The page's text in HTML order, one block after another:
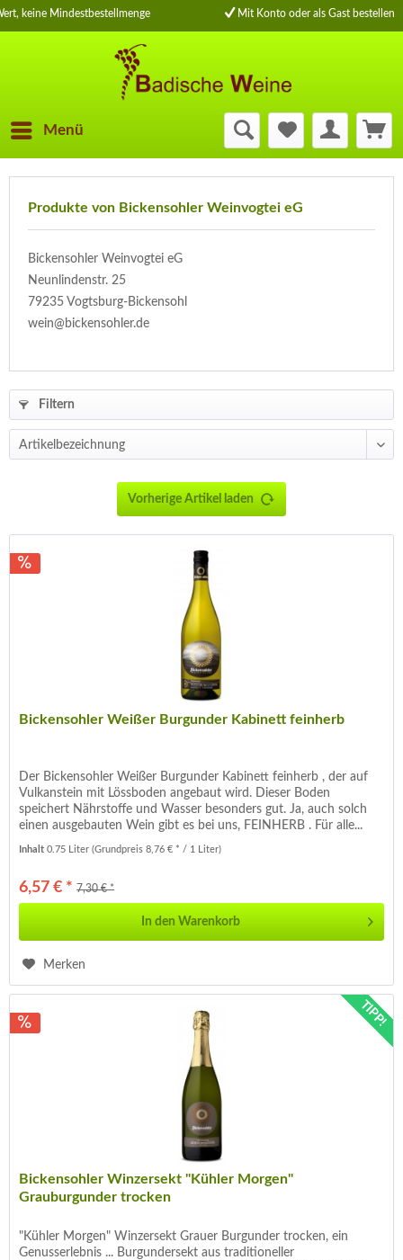
keine Mindestbestellmenge Mit Konto oder als Gast bestellen
Menü
Produkte von Bickensohler Weinvogtei eG
Bickensohler Weinvogtei eG
Neunlindenstr. 25
79235 Vogtsburg-Bickensohl
wein@bickensohler.de
Filtern
Vorherige Artikel laden
Bickensohler Weißer Burgunder Kabinett feinherb
Der Bickensohler Weißer Burgunder Kabinett feinherb , der auf
Vulkanstein mit Lössboden angebaut wird. Dieser Boden
speichert Nährstoffe und Wasser besonders gut. Ja, auch solch
einen ausgebauten Wein gibt es bei uns, FEINHERB . Für alle...
Inhalt0.75 Liter(Grundpreis 8,76 € * / 1 Liter)
6,57 € * 7,30 € *
In den Warenkorb
Merken
TIPP!
Bickensohler Winzersekt "Kühler Morgen"
Grauburgunder trocken
"Kühler Morgen" Winzersekt Grauer Burgunder trocken, ein
Genusserlebnis ... Burgundersekt aus traditioneller